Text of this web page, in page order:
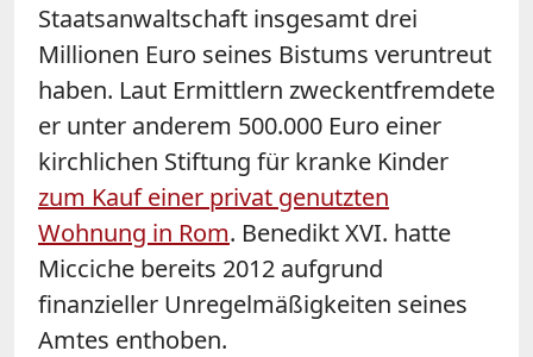
Staatsanwaltschaft insgesamt drei
Millionen Euro seines Bistums veruntreut
haben. Laut Ermittlern zweckentfremdete
er unter anderem 500.000 Euro einer
kirchlichen Stiftung für kranke Kinder
zum Kauf einer privat genutzten
Wohnung in Rom. Benedikt XVI. hatte
Micciche bereits 2012 aufgrund
finanzieller Unregelmäßigkeiten seines
Amtes enthoben.